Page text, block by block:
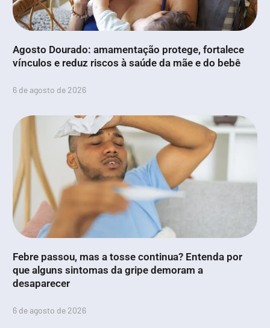
Agosto Dourado: amamentação protege, fortalece
vínculos e reduz riscos à saúde da mãe e do bebê
6 de agosto de 2026
Febre passou, mas a tosse continua? Entenda por
que alguns sintomas da gripe demoram a
desaparecer
6 de agosto de 2026